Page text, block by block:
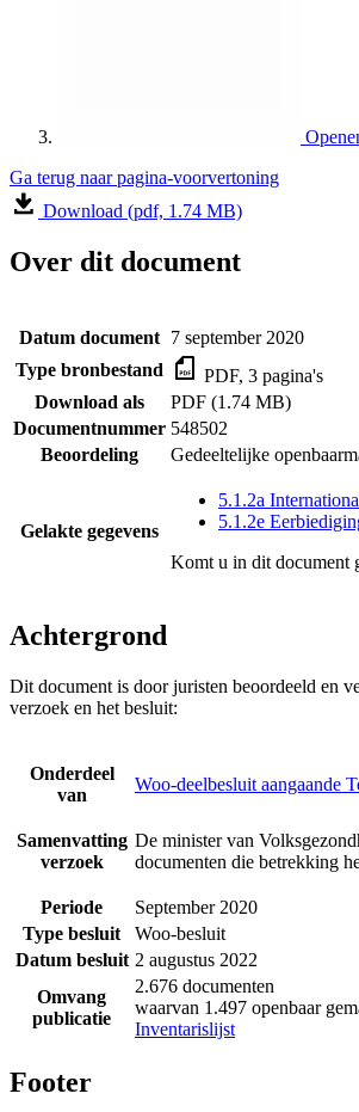
Ga terug naar pagina-voorvertoning
Download (pdf, 1.74 MB)
Over dit document
Datum document 7 september 2020
Type bronbestand
PDF, 3 pagina's
Download als
PDF (1.74 MB)
Documentnummer 548502
Beoordeling
Gedeeltelijke
Gelakte gegevens
5.1.2a
5.1.2e
Komt u in dit document
Achtergrond
Dit document is door juristen beoordeeld en
verzoek en het besluit:
Onderdeel
van
Woo-deelbesluit aangaande
Samenvatting
verzoek
De minister van
documenten die betrekking
Periode
September 2020
Type besluit
Woo-besluit
Datum besluit 2 augustus 2022
Omvang
publicatie
2.676 documenten
waarvan 1.497 openbaar
Inventarislijst
Footer